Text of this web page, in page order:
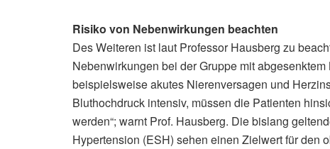
Risiko von Nebenwirkungen beachten
Des Weiteren ist laut Professor Hausberg zu
Nebenwirkungen bei der Gruppe mit
beispielsweise akutes Nierenversagen und
Bluthochdruck intensiv, müssen die Patienten
werden“; warnt Prof. Hausberg. Die bislang
Hypertension (ESH) sehen einen Zielwert für den